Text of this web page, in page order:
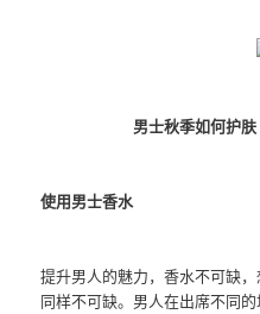
男士秋季如何护
使用男士香水
提升男人的魅力，香水不可缺
同样不可缺。男人在出席不同